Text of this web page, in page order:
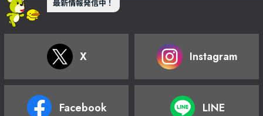
最新情報発信中！
X Instagram
Facebook LINE